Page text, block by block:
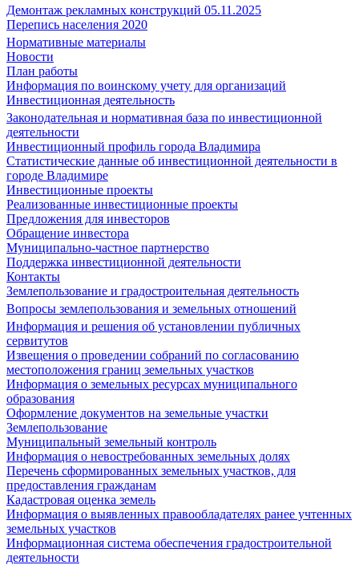
Демонтаж рекламных конструкций 05.11.2025
Перепись населения 2020
Нормативные материалы
Новости
План работы
Информация по воинскому учету для организаций
Инвестиционная деятельность
Законодательная и нормативная база по инвестиционной
деятельности
Инвестиционный профиль города Владимира
Статистические данные об инвестиционной деятельности в
городе Владимире
Инвестиционные проекты
Реализованные инвестиционные проекты
Предложения для инвесторов
Обращение инвестора
Муниципально-частное партнерство
Поддержка инвестиционной деятельности
Контакты
Землепользование и градостроительная деятельность
Вопросы землепользования и земельных отношений
Информация и решения об установлении публичных
сервитутов
Извещения о проведении собраний по согласованию
местоположения границ земельных участков
Информация о земельных ресурсах муниципального
образования
Оформление документов на земельные участки
Землепользование
Муниципальный земельный контроль
Информация о невостребованных земельных долях
Перечень сформированных земельных участков, для
предоставления гражданам
Кадастровая оценка земель
Информация о выявленных правообладателях ранее учтенных
земельных участков
Информационная система обеспечения градостроительной
деятельности